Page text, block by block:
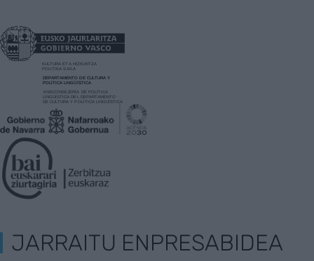
JARRAITU ENPRESABIDEA